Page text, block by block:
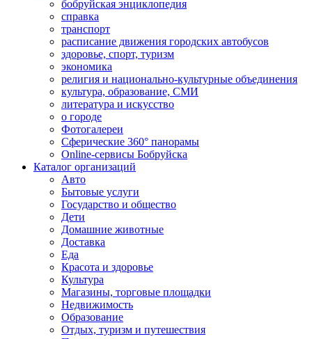
бобруйская энциклопедия
справка
транспорт
расписание движения городских автобусов
здоровье, спорт, туризм
экономика
религия и национально-культурные объединения
культура, образование, СМИ
литература и искусство
о городе
Фотогалереи
Сферические 360° панорамы
Online-сервисы Бобруйска
Каталог организаций
Авто
Бытовые услуги
Государство и общество
Дети
Домашние животные
Доставка
Еда
Красота и здоровье
Культура
Магазины, торговые площадки
Недвижимость
Образование
Отдых, туризм и путешествия